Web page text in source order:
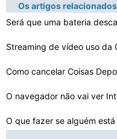
Os artigos relacionados
Streaming de vídeo uso da
Como cancelar Coisas